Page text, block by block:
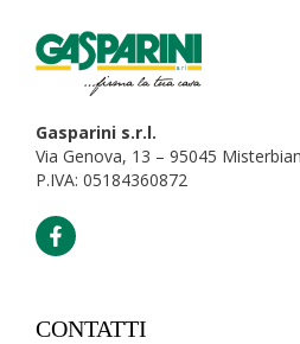
Gasparini s.r.l.
Via Genova, 13 – 95045
P.IVA: 05184360872
CONTATTI